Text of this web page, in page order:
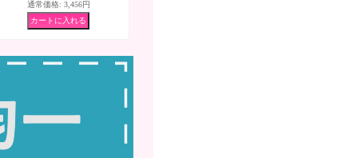
通常価格: 3,456円